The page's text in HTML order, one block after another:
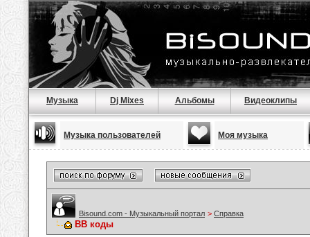
Музыка Dj Mixes Альбомы Видеоклипы
Музыка пользователей Моя музыка
Bisound.com - Музыкальный портал > Справка
BB коды